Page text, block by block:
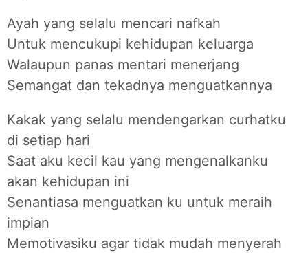
Ayah yang selalu mencari nafkah
Untuk mencukupi kehidupan keluarga
Walaupun panas mentari menerjang
Semangat dan tekadnya menguatkannya
Kakak yang selalu mendengarkan curhatku
di setiap hari
Saat aku kecil kau yang mengenalkanku
akan kehidupan ini
Senantiasa menguatkan ku untuk meraih
impian
Memotivasiku agar tidak mudah menyerah